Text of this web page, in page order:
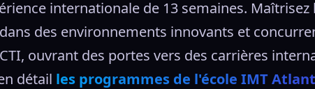
internationale de 13 semaines.
des environnements innovants et
ouvrant des portes vers des carrières
détail les programmes de l'école IMT